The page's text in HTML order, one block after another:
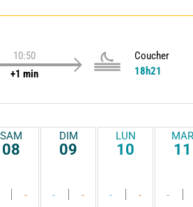
10:50
+1 min
Coucher
18h21
SAM
08
-
DIM
09
- -
LUN
10
- -
MAR
11
-